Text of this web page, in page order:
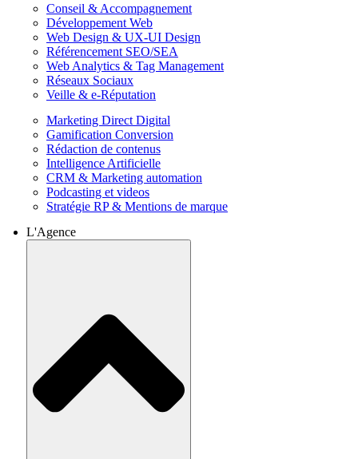
Conseil & Accompagnement
Développement Web
Web Design & UX-UI Design
Référencement SEO/SEA
Web Analytics & Tag Management
Réseaux Sociaux
Veille & e-Réputation
Marketing Direct Digital
Gamification Conversion
Rédaction de contenus
Intelligence Artificielle
CRM & Marketing automation
Podcasting et videos
Stratégie RP & Mentions de marque
L'Agence